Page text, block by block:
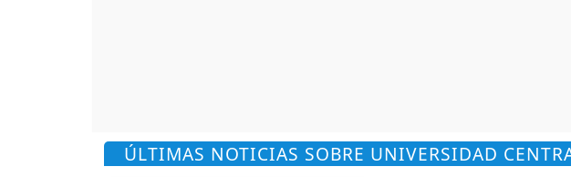
ÚLTIMAS NOTICIAS SOBRE UNIVERSIDAD